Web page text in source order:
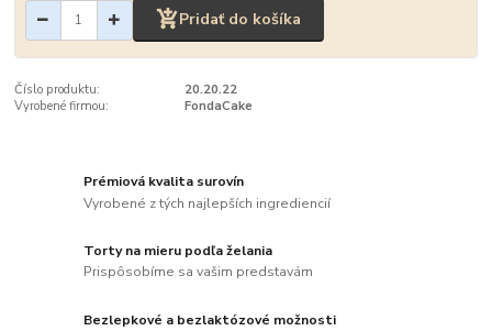
Pridať do košíka
Číslo produktu:
20.20.22
Vyrobené firmou:
FondaCake
Prémiová kvalita surovín
Vyrobené z tých najlepších ingrediencií
Torty na mieru podľa želania
Prispôsobíme sa vašim predstavám
Bezlepkové a bezlaktózové možnosti